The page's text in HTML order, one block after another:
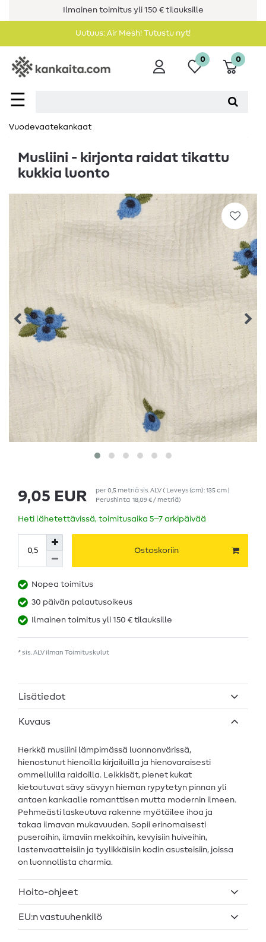
Ilmainen toimitus yli 150 € tilauksille
Uutuus: Air Mesh! Tutustu nyt!
☰
0 0
Vuodevaatekankaat
Musliini - kirjonta raidat tikattu
kukkia luonto
9,05 EUR per0,5 metriäsis. ALV( Leveys (cm): 135 cm |
Perushinta 18,09 € / metriä)
Heti lähetettävissä, toimitusaika 5–7 arkipäivää
Ostoskoriin
Nopea toimitus
30 päivän palautusoikeus
Ilmainen toimitus yli 150 € tilauksille
* sis. ALV ilman Toimituskulut
Lisätiedot
Kuvaus
Herkkä musliini lämpimässä luonnonvärissä,
hienostunut hienoilla kirjailuilla ja hienovaraisesti
ommelluilla raidoilla. Leikkisät, pienet kukat
kietoutuvat sävy sävyyn hieman rypytetyn pinnan yli
antaen kankaalle romanttisen mutta modernin ilmeen.
Pehmeästi laskeutuva rakenne myötäilee ihoa ja
takaa ilmavan mukavuuden. Sopii erinomaisesti
puseroihin, ilmaviin mekkoihin, kevyisiin huiveihin,
lastenvaatteisiin ja tyylikkäisiin kodin asusteisiin, joissa
on luonnollista charmia.
Hoito-ohjeet
EU:n vastuuhenkilö